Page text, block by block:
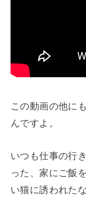
この動画の他に
んですよ。
いつも仕事の行
った、家にご飯
い猫に誘われたな